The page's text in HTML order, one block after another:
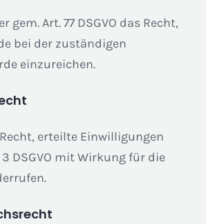
gem. Art. 77 DSGVO das Recht,
bei der zuständigen
einzureichen.
erteilte Einwilligungen
3 DSGVO mit Wirkung für die